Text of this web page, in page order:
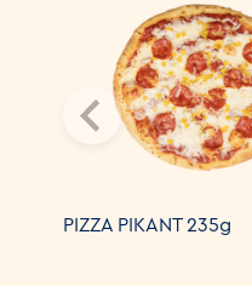
PIZZA PIKANT 235g